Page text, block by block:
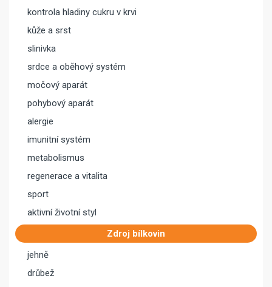
kontrola hladiny cukru v krvi
kůže a srst
slinivka
srdce a oběhový systém
močový aparát
pohybový aparát
alergie
imunitní systém
metabolismus
regenerace a vitalita
sport
aktivní životní styl
Zdroj bílkovin
jehně
drůbež